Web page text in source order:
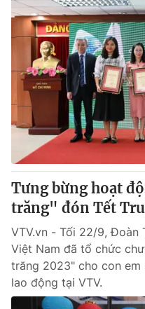
® Cấm sao chép dưới mọi
thuận bằng văn bản. Ghi rõ
thông tin từ website này.
Tưng bừng hoạt
trăng" đón Tết
VTV.vn - Tối 22/9, Đoàn
Việt Nam đã tổ chức
trăng 2023" cho con
lao động tại VTV.